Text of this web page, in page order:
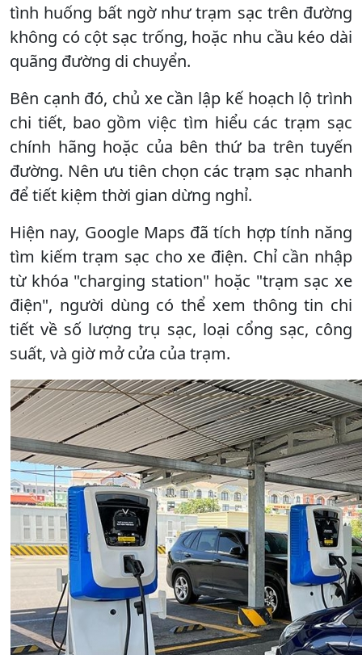
tình huống bất ngờ như trạm sạc trên đường
không có cột sạc trống, hoặc nhu cầu kéo dài
quãng đường di chuyển.
Bên cạnh đó, chủ xe cần lập kế hoạch lộ trình
chi tiết, bao gồm việc tìm hiểu các trạm sạc
chính hãng hoặc của bên thứ ba trên tuyến
đường. Nên ưu tiên chọn các trạm sạc nhanh
để tiết kiệm thời gian dừng nghỉ.
Hiện nay, Google Maps đã tích hợp tính năng
tìm kiếm trạm sạc cho xe điện. Chỉ cần nhập
từ khóa "charging station" hoặc "trạm sạc xe
điện", người dùng có thể xem thông tin chi
tiết về số lượng trụ sạc, loại cổng sạc, công
suất, và giờ mở cửa của trạm.